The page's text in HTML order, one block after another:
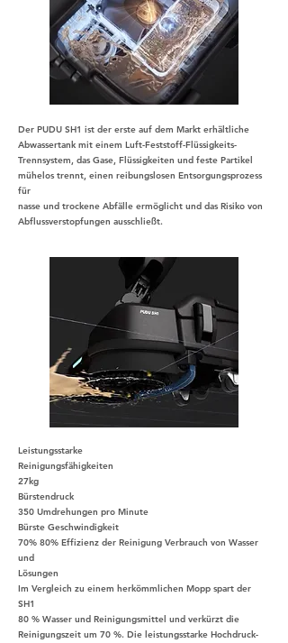
Der PUDU SH1 ist der erste auf dem Markt erhältliche
Abwassertank mit einem Luft-Feststoff-Flüssigkeits-
Trennsystem, das Gase, Flüssigkeiten und feste Partikel
mühelos trennt, einen reibungslosen Entsorgungsprozess
für
nasse und trockene Abfälle ermöglicht und das Risiko von
Abflussverstopfungen ausschließt.
Leistungsstarke
Reinigungsfähigkeiten
27kg
Bürstendruck
350 Umdrehungen pro Minute
Bürste Geschwindigkeit
70% 80% Effizienz der Reinigung Verbrauch von Wasser
und
Lösungen
Im Vergleich zu einem herkömmlichen Mopp spart der
SH1
80 % Wasser und Reinigungsmittel und verkürzt die
Reinigungszeit um 70 %. Die leistungsstarke Hochdruck-